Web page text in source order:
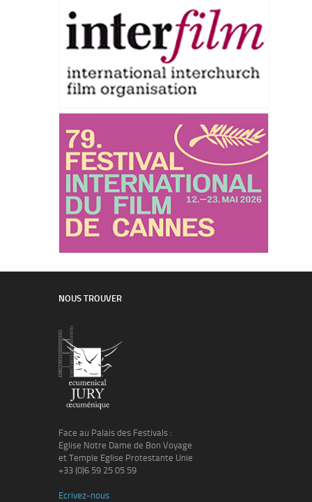
NOUS TROUVER
Face au Palais des Festivals :
Eglise Notre Dame de Bon Voyage
et Temple Eglise Protestante Unie
+33 (0)6 59 25 05 59
Ecrivez-nous